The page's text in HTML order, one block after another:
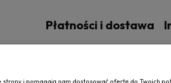
Płatności i dostawa
i pomagają nam dostosować ofertę do Twoich